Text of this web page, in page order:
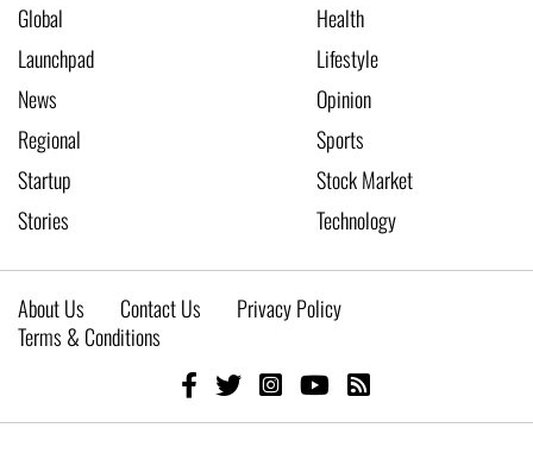
Global
Health
Launchpad
Lifestyle
News
Opinion
Regional
Sports
Startup
Stock Market
Stories
Technology
About Us Contact Us
Privacy Policy
Terms & Conditions